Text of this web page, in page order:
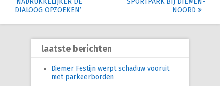
navigation
DIALOOG OPZOEKEN’
NOORD
laatste berichten
Diemer Festijn werpt schaduw vooruit
met parkeerborden